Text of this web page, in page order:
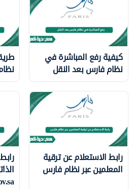
كيفية رفع المباشرة في
نظام فارس بعد النقل
رابط الاستعلام عن ترقية
المعلمين عبر نظام فارس